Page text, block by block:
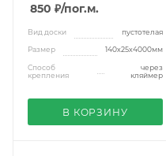
850 ₽/пог.м.
Вид доски пустотелая
Размер 140х25х4000мм
Способ
крепления
через
кляймер
В КОРЗИНУ